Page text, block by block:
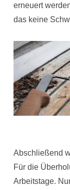
erneuert
das keine
Abschließend
Für die
Arbeitstage.